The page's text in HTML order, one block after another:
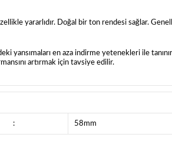
yararlıdır. Doğal bir ton rendesi sağlar.
yansımaları en aza indirme yetenekleri ile
artırmak için tavsiye edilir.
: 58mm